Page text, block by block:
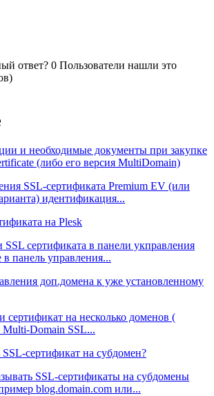
ответ? 0 Пользователи нашли это
и необходимые документы при закупке
(либо его версия MultiDomain)
SSL-сертификата Premium EV (или
идентификация...
на Plesk
SSL сертификата в панели укправления
панель управления...
доп.домена к уже установленному
на несколько доменов (
Domain SSL...
сертификат на субдомен?
SSL-сертификаты на субдомены
blog.domain.com или...